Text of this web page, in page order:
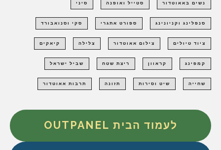
נשים באאוטדור סטייל ואופנה סיני
סנפלינג וקניונינג ספורט אתגרי סקי וסנואבורד
ציוד טיולים צילום אאוטדור צלילה קיאקים
קמפינג קראוון ריצת שטח שביל ישראל
שחייה שיט וסירות תזונה תרבות אאוטדור
לעמוד הבית OUTPANEL